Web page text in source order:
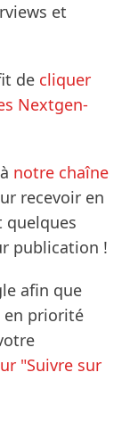
et
de cliquer
Nextgen-
notre chaîne
recevoir en
quelques
publication !
afin que
en priorité
"Suivre sur